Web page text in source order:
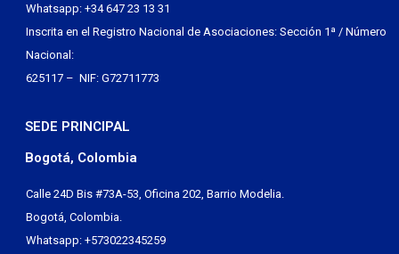
Whatsapp: +34 647 23 13 31
Inscrita en el Registro Nacional de Asociaciones: Sección 1ª / Número
Nacional:
625117 – NIF: G72711773
SEDE PRINCIPAL
Bogotá, Colombia
Calle 24D Bis #73A-53, Oficina 202, Barrio Modelia.
Bogotá, Colombia.
Whatsapp: +573022345259